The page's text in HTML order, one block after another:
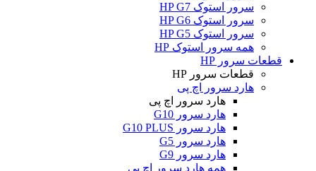
سرور استوک HP G7
سرور استوک HP G6
سرور استوک HP G5
همه سرور استوک HP
قطعات سرور HP
قطعات سرور HP
هارد سرور اچ پی
هارد سرور اچ پی
هارد سرور G10
هارد سرور G10 PLUS
هارد سرور G5
هارد سرور G9
همه هارد سرور اچ پی